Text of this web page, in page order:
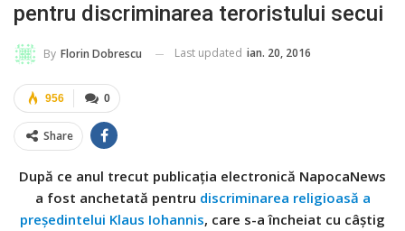
pentru discriminarea teroristului secui
By Florin Dobrescu Last updated ian. 20, 2016
0
956
Share
După ce anul trecut publicația electronică NapocaNews
a fost anchetată pentru discriminarea religioasă a
președintelui Klaus Iohannis, care s-a încheiat cu câștig